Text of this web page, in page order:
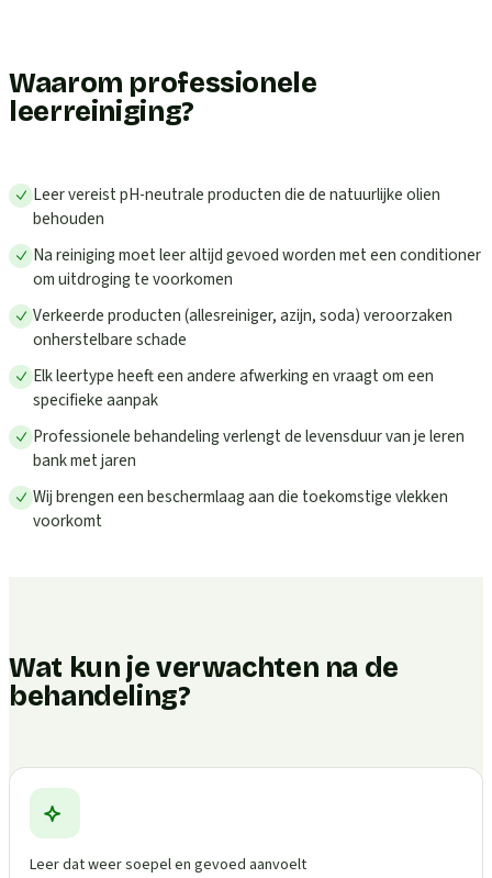
Waarom professionele
leerreiniging?
Leer vereist pH-neutrale producten die de natuurlijke olien
behouden
Na reiniging moet leer altijd gevoed worden met een conditioner
om uitdroging te voorkomen
Verkeerde producten (allesreiniger, azijn, soda) veroorzaken
onherstelbare schade
Elk leertype heeft een andere afwerking en vraagt om een
specifieke aanpak
Professionele behandeling verlengt de levensduur van je leren
bank met jaren
Wij brengen een beschermlaag aan die toekomstige vlekken
voorkomt
Wat kun je verwachten na de
behandeling?
Leer dat weer soepel en gevoed aanvoelt